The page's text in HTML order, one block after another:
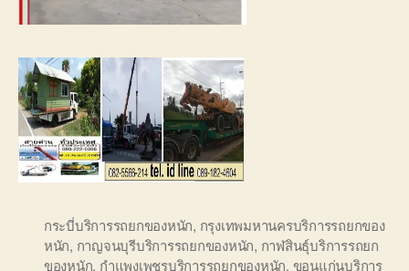
กระบี่บริการรถยกของหนัก, กรุงเทพมหานครบริการรถยกของ
หนัก, กาญจนบุรีบริการรถยกของหนัก, กาฬสินธุ์บริการรถยก
ของหนัก, กำแพงเพชรบริการรถยกของหนัก, ขอนแก่นบริการ